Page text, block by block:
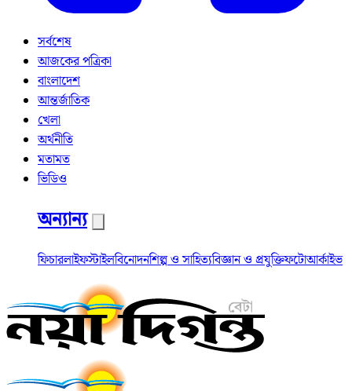
সর্বশেষ
আজকের পত্রিকা
বাংলাদেশ
আন্তর্জাতিক
খেলা
অর্থনীতি
মতামত
ভিডিও
অন্যান্য
ফিচারলাইফস্টাইলবিনোদনশিল্প ও সাহিত্যবিজ্ঞান ও প্রযুক্তিফটোআর্কাইভ